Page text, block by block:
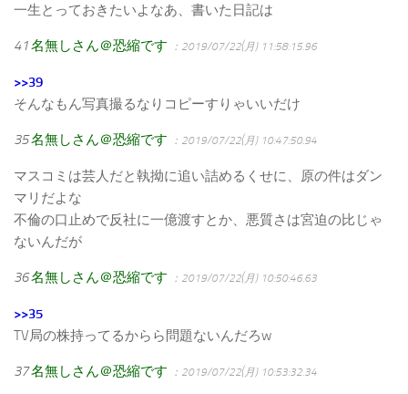
一生とっておきたいよなあ、書いた日記は
41名無しさん＠恐縮です ：2019/07/22(月) 11:58:15.96
>>39
そんなもん写真撮るなりコピーすりゃいいだけ
35名無しさん＠恐縮です ：2019/07/22(月) 10:47:50.94
マスコミは芸人だと執拗に追い詰めるくせに、原の件はダン
マリだよな
不倫の口止めで反社に一億渡すとか、悪質さは宮迫の比じゃ
ないんだが
36名無しさん＠恐縮です ：2019/07/22(月) 10:50:46.63
>>35
TV局の株持ってるからら問題ないんだろw
37名無しさん＠恐縮です ：2019/07/22(月) 10:53:32.34